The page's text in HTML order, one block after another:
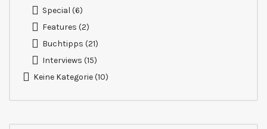
Special (6)
Features (2)
Buchtipps (21)
Interviews (15)
Keine Kategorie(10)